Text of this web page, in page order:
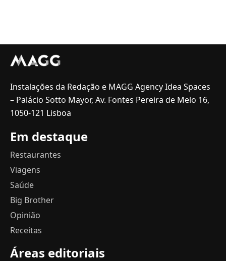
Instalações da Redação e MAGG Agency Idea Spaces
– Palácio Sotto Mayor, Av. Fontes Pereira de Melo 16,
1050-121 Lisboa
Em destaque
Restaurantes
Viagens
Saúde
Big Brother
Opinião
Receitas
Áreas editoriais